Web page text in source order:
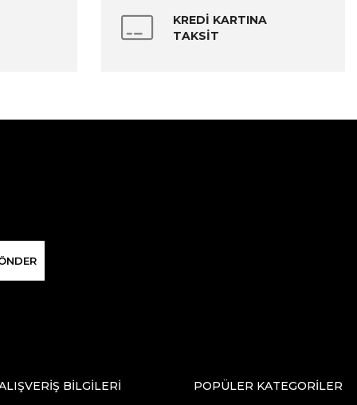
KREDİ KARTINA
TAKSİT
BİLGİLERİ POPÜLER KATEGORİLER